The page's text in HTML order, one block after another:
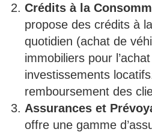
Crédits à la
propose des crédits à
quotidien (achat de
immobiliers pour
investissements
remboursement des
Assurances et
offre une gamme